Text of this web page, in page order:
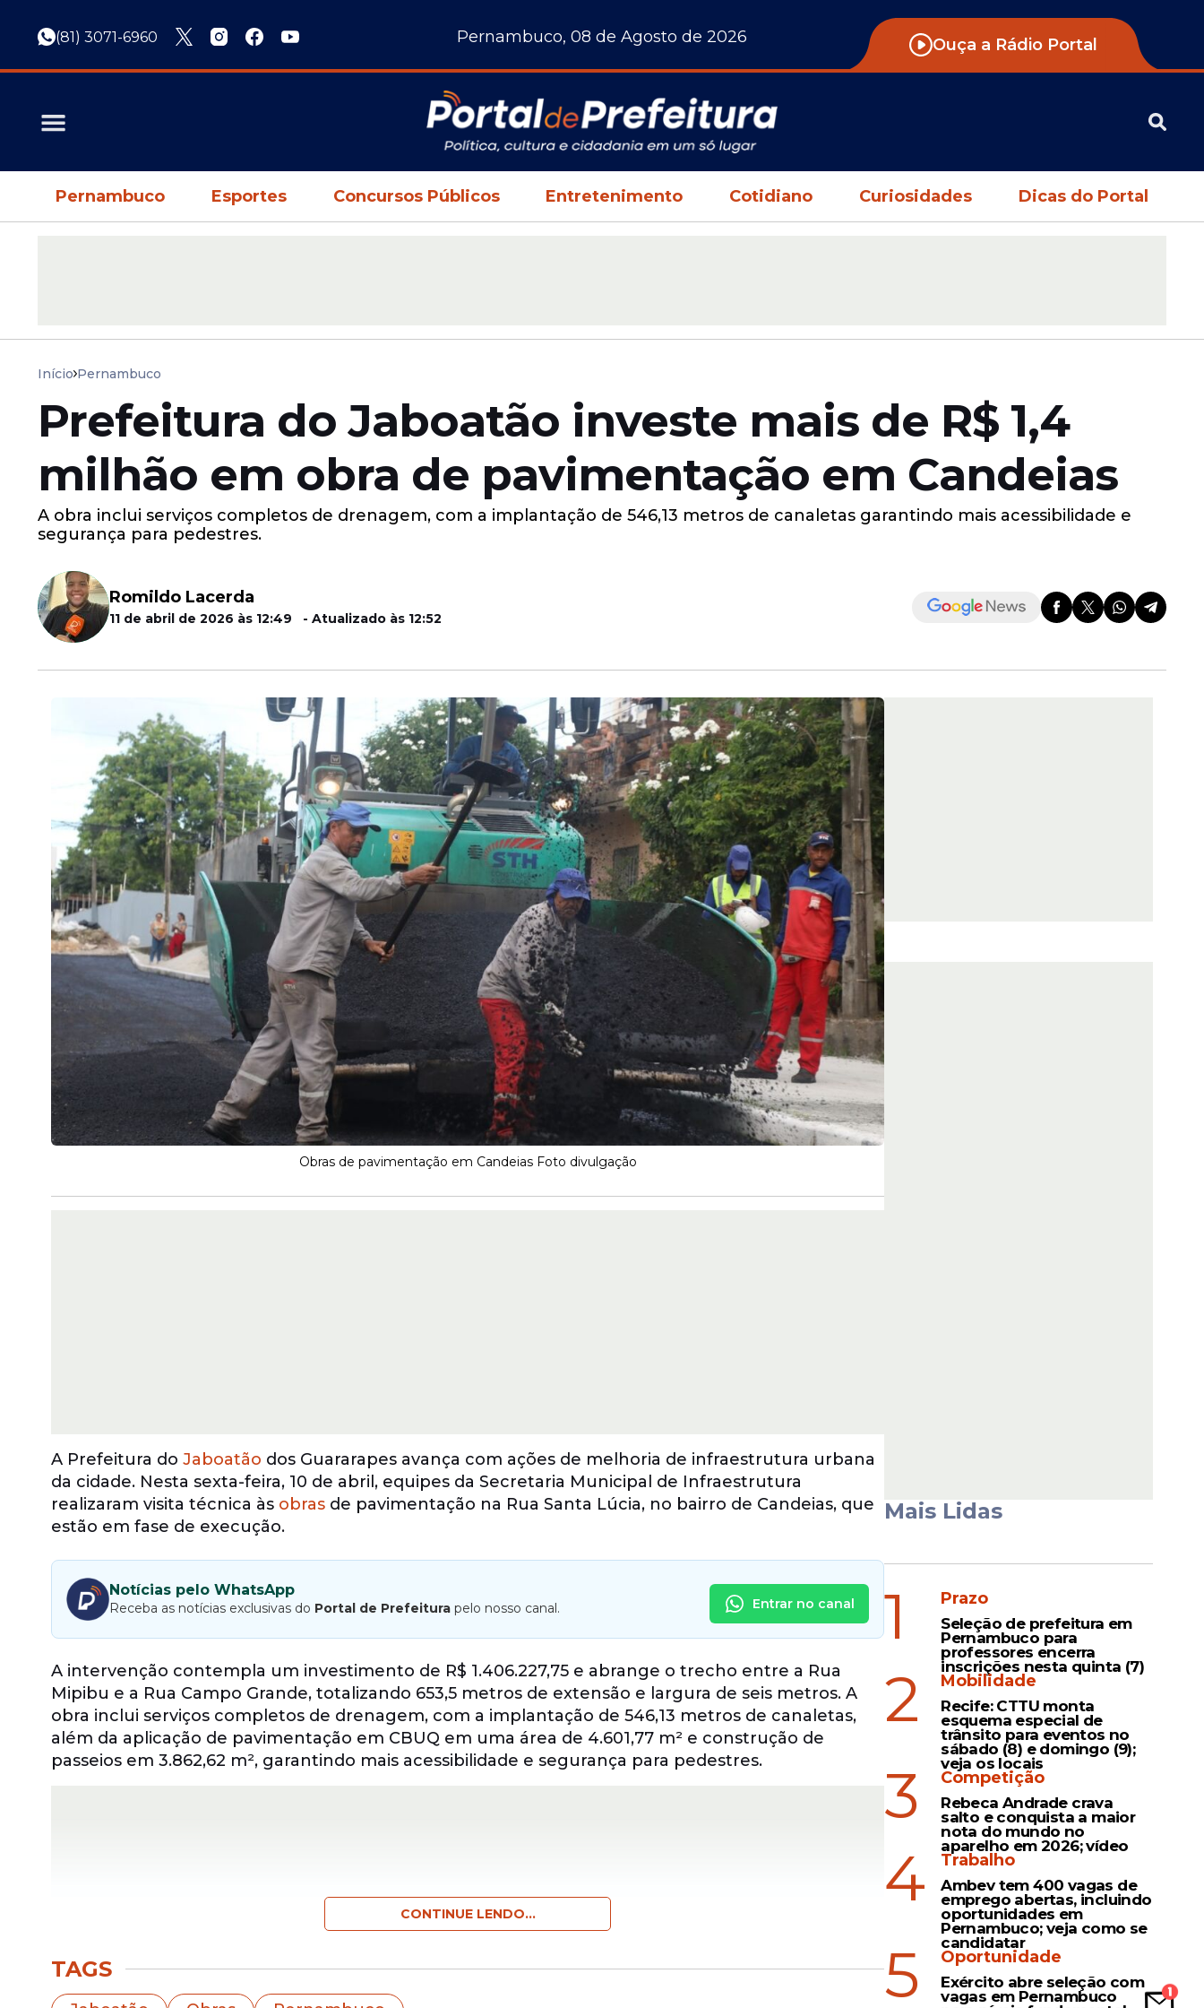
(81) 3071-6960 Pernambuco, 08 de Agosto de 2026 Ouça a Rádio Portal
Pernambuco Esportes Concursos Públicos Entretenimento Cotidiano Curiosidades Dicas do Portal
Início Pernambuco
Prefeitura do Jaboatão investe mais de R$ 1,4
milhão em obra de pavimentação em Candeias
A obra inclui serviços completos de drenagem, com a implantação de 546,13 metros de canaletas garantindo mais acessibilidade e
segurança para pedestres.
Romildo Lacerda
11 de abril de 2026 às 12:49 - Atualizado às 12:52
Obras de pavimentação em Candeias Foto divulgação
A Prefeitura do Jaboatão dos Guararapes avança com ações de melhoria de infraestrutura urbana
da cidade. Nesta sexta-feira, 10 de abril, equipes da Secretaria Municipal de Infraestrutura
realizaram visita técnica às obras de pavimentação na Rua Santa Lúcia, no bairro de Candeias, que
estão em fase de execução.
Notícias pelo WhatsApp
Receba as notícias exclusivas do Portal de Prefeitura pelo nosso canal. Entrar no canal
A intervenção contempla um investimento de R$ 1.406.227,75 e abrange o trecho entre a Rua
Mipibu e a Rua Campo Grande, totalizando 653,5 metros de extensão e largura de seis metros. A
obra inclui serviços completos de drenagem, com a implantação de 546,13 metros de canaletas,
além da aplicação de pavimentação em CBUQ em uma área de 4.601,77 m² e construção de
passeios em 3.862,62 m², garantindo mais acessibilidade e segurança para pedestres.
CONTINUE LENDO...
TAGS
Mais Lidas
1 Prazo
Seleção de prefeitura em
Pernambuco para
professores encerra
inscrições nesta quinta (7)
2 Mobilidade
Recife: CTTU monta
esquema especial de
trânsito para eventos no
sábado (8) e domingo (9);
veja os locais
3 Competição
Rebeca Andrade crava
salto e conquista a maior
nota do mundo no
aparelho em 2026; vídeo
4 Trabalho
Ambev tem 400 vagas de
emprego abertas, incluindo
oportunidades em
Pernambuco; veja como se
candidatar
5 Oportunidade
Exército abre seleção com
vagas em Pernambuco